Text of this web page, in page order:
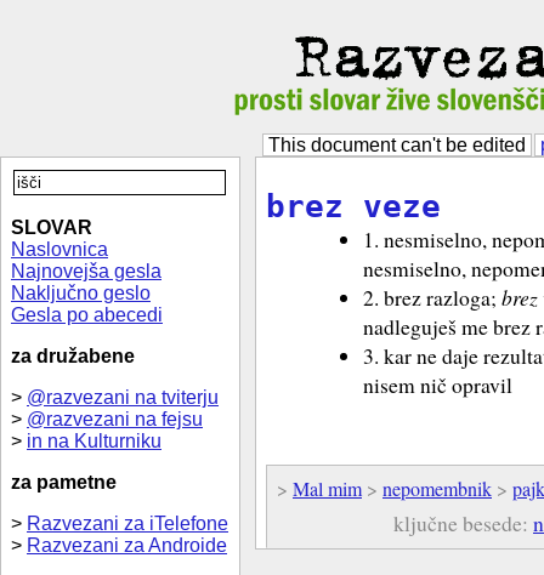
This document can't be edited
SLOVAR
Naslovnica
Najnovejša gesla
Naključno geslo
Gesla po abecedi
za družabene
> @razvezani na tviterju
> @razvezani na fejsu
> in na Kulturniku
za pametne
> Razvezani za iTelefone
> Razvezani za Androide
brez veze
1. nesmiselno,
nesmiselno,
2. brez razloga; brez
nadleguješ me brez
3. kar ne daje
nisem nič opravil
> Mal mim > nepomembnik >
ključne besede: